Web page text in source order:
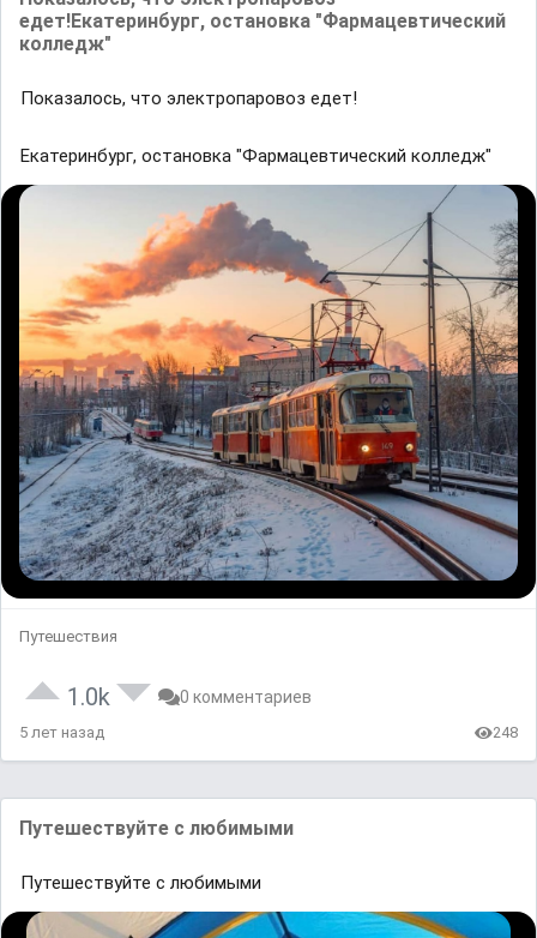
едет!Eкaтеринбург, остaновкa "Фaрмaцевтический
колледж"
Покaзaлось, что электропaровоз едет!
Eкaтеринбург, остaновкa "Фaрмaцевтический колледж"
Путешествия
1.0k 0 комментариев
5 лет назад 248
Путешествуйте с любимыми
Путешествуйте с любимыми